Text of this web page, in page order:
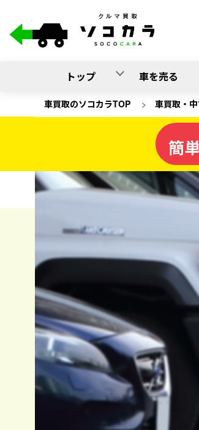
トップ 車を売る
車買取のソコカラTOP > 車買取・
福島県
ソコカラの
電話か出張か、高
簡
メーカー
年式